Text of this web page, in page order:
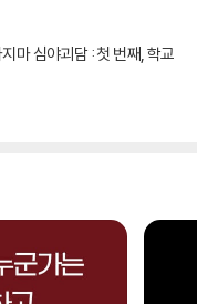
마 심야괴담 : 첫 번째, 학교